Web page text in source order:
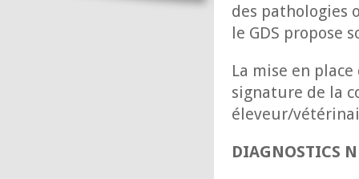
des pathologies
le GDS propose
La mise en
signature de la
éleveur/
DIAGNOSTICS